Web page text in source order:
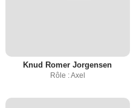
Knud Romer Jorgensen
Rôle : Axel